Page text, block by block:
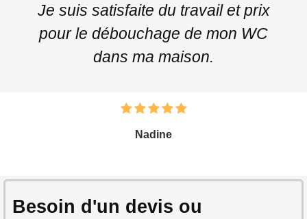
Je suis satisfaite du travail et prix
pour le débouchage de mon WC
dans ma maison.
Nadine
Besoin d'un devis ou